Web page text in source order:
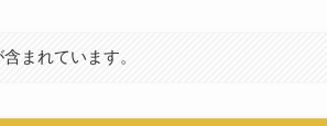
まれています。